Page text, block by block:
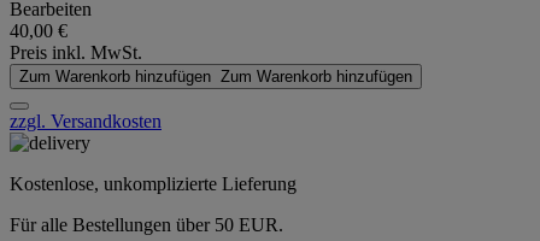
Bearbeiten
40,00 €
Preis inkl. MwSt.
Zum Warenkorb hinzufügen Zum Warenkorb hinzufügen
zzgl. Versandkosten
Kostenlose, unkomplizierte Lieferung
Für alle Bestellungen über 50 EUR.